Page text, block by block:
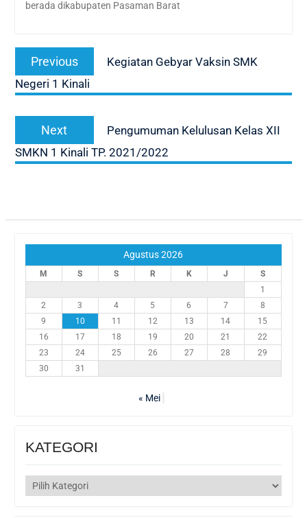
berada dikabupaten Pasaman Barat
Navigasi
posPrevious
Previous
post:
Kegiatan Gebyar Vaksin SMK
Negeri 1 Kinali
Next
post:
Pengumuman Kelulusan Kelas XII
SMKN 1 Kinali TP. 2021/2022
Agustus 2026
M S S R K J
S
1
2
3 4 5 6 7
8
9
10 11 12 13 14
15
16
17 18 19 20 21
22
23
24 25 26 27 28
29
30
31
« Mei
KATEGORI
KATEGORI